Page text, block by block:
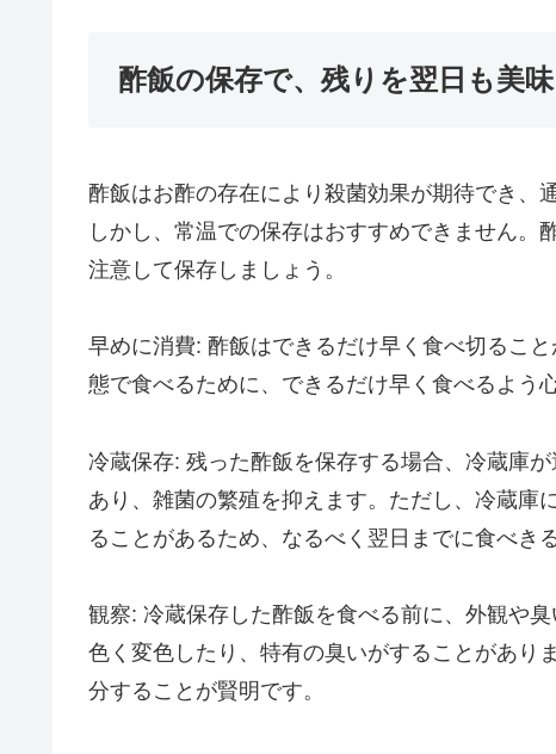
酢飯の保存で、残りを翌日も美
酢飯はお酢の存在により殺菌効果が期待でき、
しかし、常温での保存はおすすめできません。
注意して保存しましょう。
早めに消費: 酢飯はできるだけ早く食べ切るこ
態で食べるために、できるだけ早く食べるよう
冷蔵保存: 残った酢飯を保存する場合、冷蔵庫
あり、雑菌の繁殖を抑えます。ただし、冷蔵庫
ることがあるため、なるべく翌日までに食べき
観察: 冷蔵保存した酢飯を食べる前に、外観や
色く変色したり、特有の臭いがすることがあり
分することが賢明です。